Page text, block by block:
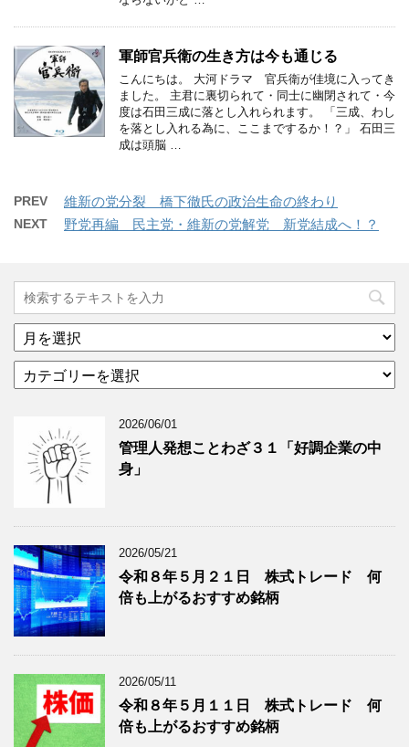
軍師官兵衛の生き方は今も通じる
こんにちは。 大河ドラマ 官兵衛が佳境に入ってき
ました。 主君に裏切られて・同士に幽閉されて・今
度は石田三成に落とし入れられます。 「三成、わし
を落とし入れる為に、ここまでするか！？」 石田三
成は頭脳 …
PREV 維新の党分裂 橋下徹氏の政治生命の終わり
NEXT 野党再編 民主党・維新の党解党 新党結成へ！？
ア
ー
イ
グ
記
事
を
表
示
テ
ー
グ
記
事
を
表
示
2026/06/01
管理人発想ことわざ３１「好調企業の中
身」
2026/05/21
令和８年５月２１日 株式トレード 何
倍も上がるおすすめ銘柄
2026/05/11
令和８年５月１１日 株式トレード 何
倍も上がるおすすめ銘柄